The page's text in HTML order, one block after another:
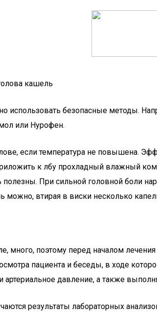
кашель
использовать безопасные методы.
или Нурофен.
если температура не повышена.
к лбу прохладный влажный
При сильной головной боли
можно, втирая в виски несколько
поэтому перед началом
пациента и беседы, в ходе
артериальное давление, а также
результаты лабораторных